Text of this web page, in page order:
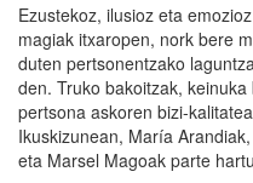
Ezustekoz, ilusioz eta
magiak itxaropen, nork bere
duten pertsonentzako
den. Truko bakoitzak,
pertsona askoren bizi-
Ikuskizunean, María
eta Marsel Magoak parte